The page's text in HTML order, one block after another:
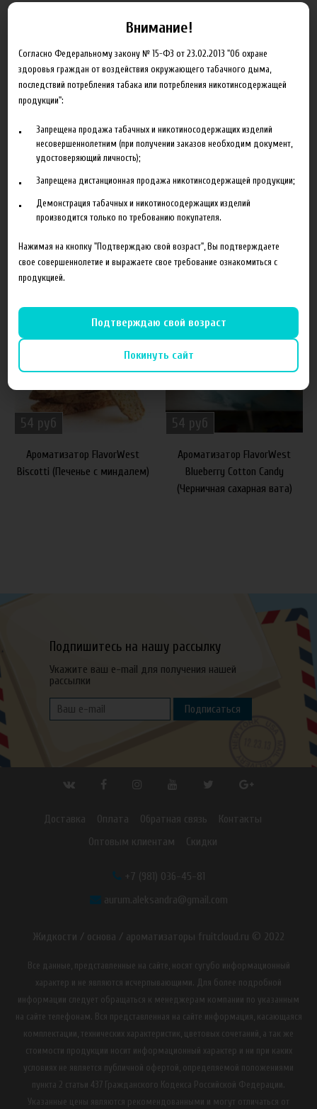
Описание
Ароматизатор FlavorWest Pina Colada. Состав: натуральные и
искусственные ароматизаторы, пропиленгликоль. Не содержит
20%.
Похожие товары
54 руб
Ароматизатор FlavorWest
Biscotti (Печенье с миндалем)
54 руб
Ароматизатор FlavorWest
Blueberry Cotton Candy
(Черничная сахарная вата)
Подпишитесь на нашу рассылку
Укажите ваш e-mail для получения нашей
рассылки
Подписаться
Доставка Оплата Обратная связь
Контакты
Оптовым клиентам
Скидки
+7 (981) 036-45-81
aurum.aleksandra@gmail.com
Жидкости / основа / ароматизаторы fruitcloud.ru © 2022
Все данные, представленные на сайте, носят сугубо информационный
характер и не являются исчерпывающими. Для более подробной
информации следует обращаться к менеджерам компании по указанным
на сайте телефонам. Вся представленная на сайте информация, касающаяся
комплектации, технических характеристик, цветовых сочетаний, а так же
стоимости продукции носит информационный характер и ни при каких
условиях не является публичной офертой, определяемой положениями
пункта 2 статьи 437 Гражданского Кодекса Российской Федерации.
Указанные цены являются рекомендованными и могут отличаться от
Внимание!
Согласно Федеральному закону № 15-ФЗ от 23.02.2013 "Об охране
здоровья граждан от воздействия окружающего табачного дыма,
последствий потребления табака или потребления никотинсодержащей
продукции":
Запрещена продажа табачных и никотиносодержащих изделий
несовершеннолетним (при получении заказов необходим документ,
удостоверяющий личность);
Запрещена дистанционная продажа никотинсодержащей продукции;
Демонстрация табачных и никотиносодержащих изделий
производится только по требованию покупателя.
Нажимая на кнопку "Подтверждаю свой возраст", Вы подтверждаете
свое совершеннолетие и выражаете свое требование ознакомиться с
продукцией.
Подтверждаю свой возраст
Покинуть сайт